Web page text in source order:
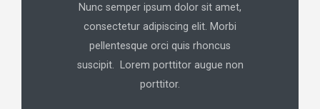
Nunc semper ipsum dolor sit amet,
consectetur adipiscing elit. Morbi
pellentesque orci quis rhoncus
suscipit. Lorem porttitor augue non
porttitor.